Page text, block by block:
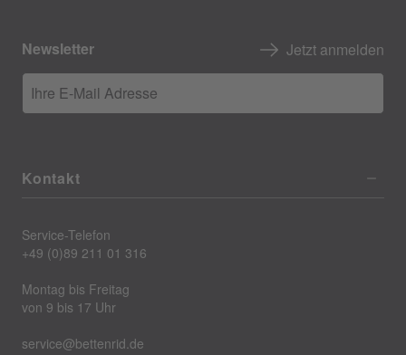
Newsletter Jetzt anmelden
Ihre E-Mail Adresse
Kontakt
Service-Telefon
+49 (0)89 211 01 316
Montag bis Freitag
von 9 bis 17 Uhr
service@bettenrid.de